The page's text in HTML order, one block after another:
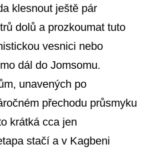
klesnout ještě pár
dolů a prozkoumat tuto
vesnici nebo
dál do Jomsomu.
unavených po
přechodu průsmyku
krátká cca jen
stačí a v Kagbeni